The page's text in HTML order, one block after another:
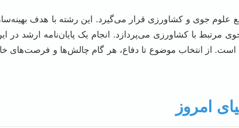
جوی و کشاورزی قرار می‌گیرد. این رشته با هدف
با کشاورزی می‌پردازد. انجام یک پایان‌نامه ارشد در
است. از انتخاب موضوع تا دفاع، هر گام چالش‌ها و فرصت‌های
امروز